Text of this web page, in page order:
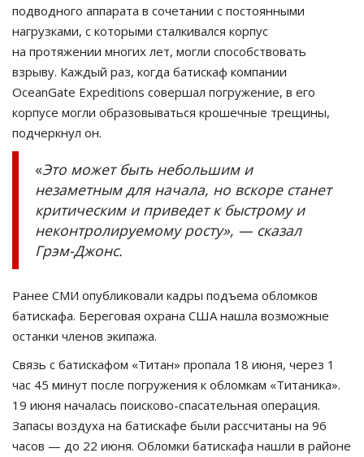
подводного аппарата в сочетании с постоянными
нагрузками, с которыми сталкивался корпус
на протяжении многих лет, могли способствовать
взрыву. Каждый раз, когда батискаф компании
OceanGate Expeditions совершал погружение, в его
корпусе могли образовываться крошечные трещины,
подчеркнул он.
«Это может быть небольшим и
незаметным для начала, но вскоре станет
критическим и приведет к быстрому и
неконтролируемому росту», — сказал
Грэм-Джонс.
Ранее СМИ опубликовали кадры подъема обломков
батискафа. Береговая охрана США нашла возможные
останки членов экипажа.
Связь с батискафом «Титан» пропала 18 июня, через 1
час 45 минут после погружения к обломкам «Титаника».
19 июня началась ​​поисково-спасательная операция.
Запасы воздуха на батискафе были рассчитаны на 96
часов — до 22 июня. Обломки батискафа нашли в районе